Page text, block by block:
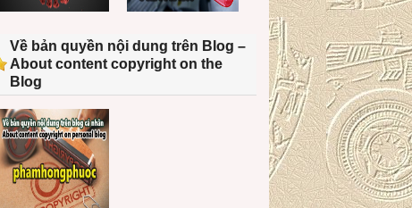
Về bản quyền nội dung trên Blog –
About content copyright on the
Blog